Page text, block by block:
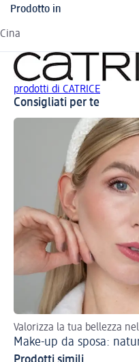
Prodotto in
Cina
prodotti di CATRICE
Consigliati per te
Valorizza la tua bellezza
Make-up da sposa: